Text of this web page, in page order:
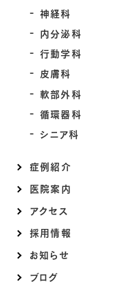
神経科
内分泌科
行動学科
皮膚科
軟部外科
循環器科
シニア科
症例紹介
医院案内
アクセス
採用情報
お知らせ
ブログ